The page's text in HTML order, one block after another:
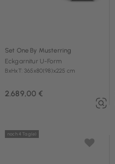
Set One By Musterring
Eckgarnitur U-Form
BxHxT: 365x80(98)x225 cm
2.689,00 €
noch 4 Tag(e)